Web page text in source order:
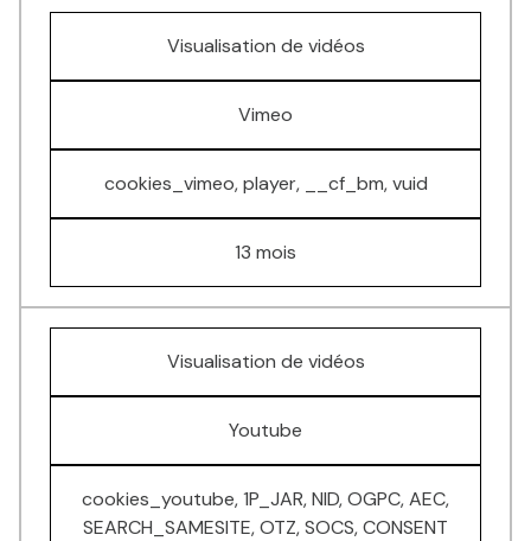
Visualisation de vidéos
Vimeo
cookies_vimeo, player, __cf_bm, vuid
13 mois
Visualisation de vidéos
Youtube
cookies_youtube, 1P_JAR, NID, OGPC, AEC,
SEARCH_SAMESITE, OTZ, SOCS, CONSENT